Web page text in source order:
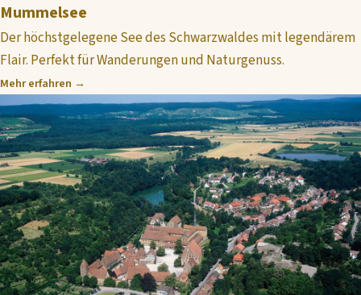
Mummelsee
Der höchstgelegene See des Schwarzwaldes mit legendärem
Flair. Perfekt für Wanderungen und Naturgenuss.
Mehr erfahren →